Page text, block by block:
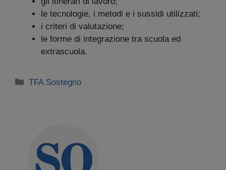
le tecnologie, i metodi e i sussidi utilizzati;
i criteri di valutazione;
le forme di integrazione tra scuola ed
extrascuola.
Categorie
TFA Sostegno